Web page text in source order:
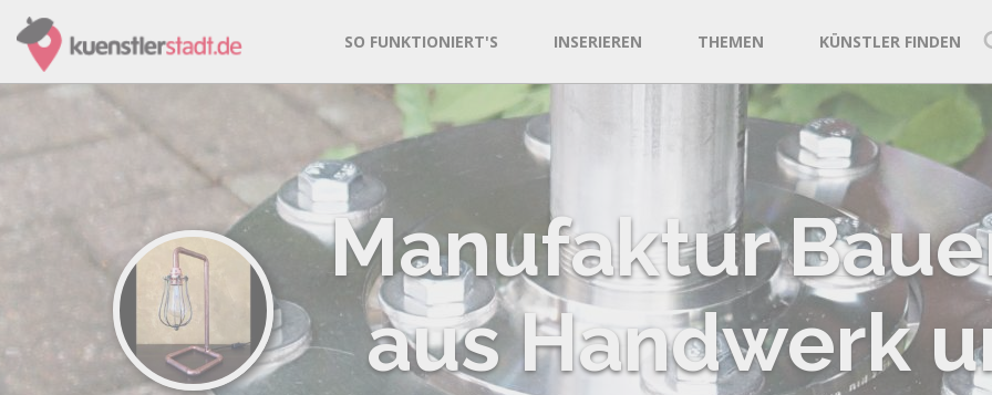
SO FUNKTIONIERT'S INSERIEREN THEMEN KÜNSTLER FINDEN
Manufaktur
aus Handwerk